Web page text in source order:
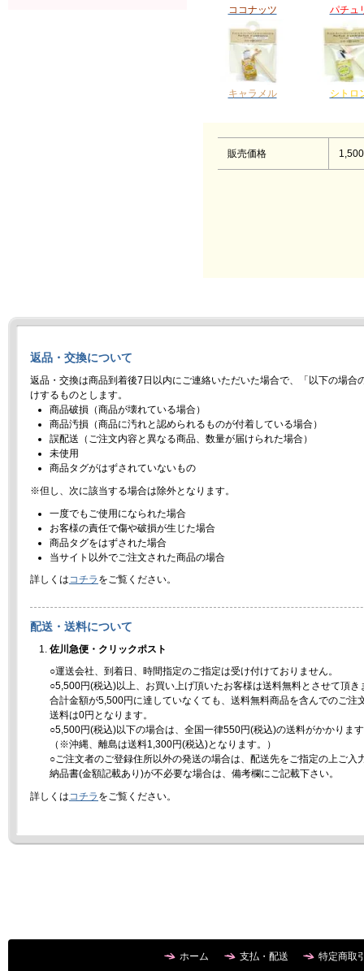
ココナッツ パチュ
キャラメル シトロ
販売価格
返品・交換について
返品・交換は商品到着後7日以内にご連絡いただいた場合で、「以下の場合
けするものとします。
商品破損（商品が壊れている場合）
商品汚損（商品に汚れと認められるものが付着している場合）
誤配送（ご注文内容と異なる商品、数量が届けられた場合）
未使用
商品タグがはずされていないもの
※但し、次に該当する場合は除外となります。
一度でもご使用になられた場合
お客様の責任で傷や破損が生じた場合
商品タグをはずされた場合
当サイト以外でご注文された商品の場合
詳しくはコチラ をご覧ください。
配送・送料について
佐川急便・クリックポスト
○運送会社、到着日、時間指定のご指定は受け付けておりません。
○5,500円(税込)以上、お買い上げ頂いたお客様は送料無料とさせて頂き
合計金額が5,500円に達していなくても、送料無料商品を含んでのご注
送料は0円となります。
○5,500円(税込)以下の場合は、全国一律550円(税込)の送料がかかりま
（※沖縄、離島は送料1,300円(税込)となります。）
○ご注文者のご登録住所以外の発送の場合は、配送先をご指定の上ご入
納品書(金額記載あり)が不必要な場合は、備考欄にご記載下さい。
詳しくはコチラ をご覧ください。
ホーム 支払・配送 特定商取